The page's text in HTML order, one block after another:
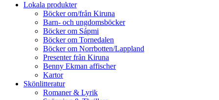
Lokala produkter
Böcker om/från Kiruna
Barn- och ungdomsböcker
Böcker om Sápmi
Böcker om Tornedalen
Böcker om Norrbotten/Lappland
Presenter från Kiruna
Benny Ekman affischer
Kartor
Skönlitteratur
Romaner & Lyrik